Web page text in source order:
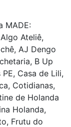
MADE:
Ateliê,
AJ Dengo
B Up
Casa de Lili,
Cotidianas,
de Holanda
Holanda,
Frutu do